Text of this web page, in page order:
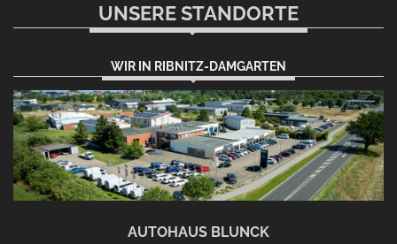
UNSERE STANDORTE
WIR IN RIBNITZ-DAMGARTEN
AUTOHAUS BLUNCK